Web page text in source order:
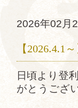
2026年02月
【2026.4.1
日頃より登
がとうござ